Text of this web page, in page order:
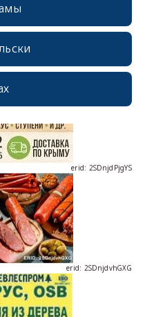
erid: 2SDnjcrDNw6
erid: 2SDnjdvhGXG